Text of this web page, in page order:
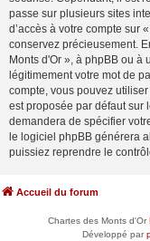
passe sur plusieurs sites
d’accès à votre compte sur
conservez précieusement.
Monts d'Or », à phpBB ou
légitimement votre mot de
compte, vous pouvez
est proposée par défaut sur
demandera de spécifier
le logiciel phpBB générera
puissiez reprendre le
Accueil du forum
Chartes des Monts d'Or
Développé par